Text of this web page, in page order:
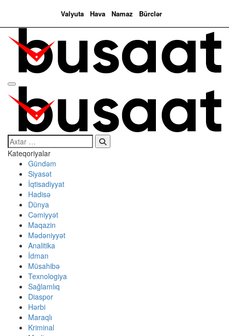
Valyuta Hava Namaz Bürclər
Search…
Kateqoriyalar
Gündəm
Siyasət
İqtisadiyyat
Hadisə
Dünya
Cəmiyyət
Maqazin
Mədəniyyət
Analitika
İdman
Müsahibə
Texnologiya
Sağlamlıq
Diaspor
Hərbi
Maraqlı
Kriminal